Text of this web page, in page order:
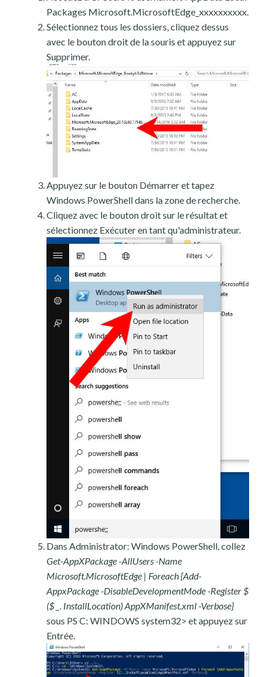
Packages Microsoft.MicrosoftEdge_xxxxxxxxxx.
Sélectionnez tous les dossiers, cliquez dessus
avec le bouton droit de la souris et appuyez sur
Supprimer.
Appuyez sur le bouton Démarrer et tapez
Windows PowerShell dans la zone de recherche.
Cliquez avec le bouton droit sur le résultat et
sélectionnez Exécuter en tant qu'administrateur.
Dans Administrator: Windows PowerShell, collez
Get-AppXPackage -AllUsers -Name
Microsoft.MicrosoftEdge | Foreach {Add-
AppxPackage -DisableDevelopmentMode -Register $
($ _. InstallLocation) AppXManifest.xml -Verbose}
sous PS C: WINDOWS system32> et appuyez sur
Entrée.